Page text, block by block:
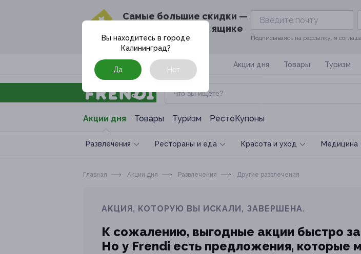
Cамые большие скидки —
в твоём почтовом ящике
Подписываясь на рассылку, я
Москва Акции дня Товары Туризм
Акции дня Товары Туризм РестоКупоны
Развлечения Рестораны и еда Красота и уход Медицина
Вы находитесь в городе
Калининград?
Да Нет
Главная Акции дня Развлечения Другие развлечения
АКЦИЯ, КОТОРУЮ ВЫ ИСКАЛИ, ЗАВЕРШЕНА.
К сожалению, выгодные акции быстро
Но у Frendi есть предложения, которые